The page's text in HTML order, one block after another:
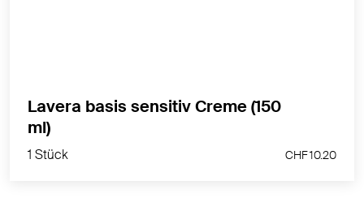
Lavera basis sensitiv Creme (150
ml)
1 Stück CHF 10.20